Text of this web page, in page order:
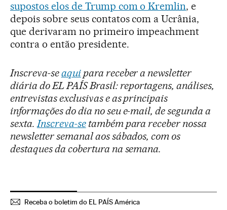
supostos elos de Trump com o Kremlin, e
depois sobre seus contatos com a Ucrânia,
que derivaram no primeiro impeachment
contra o então presidente.
Inscreva-seaquipara receber a newsletter
diária do EL PAÍS Brasil: reportagens, análises,
entrevistas exclusivas e as principais
informações do dia no seu e-mail, de segunda a
sexta.Inscreva-setambém para receber nossa
newsletter semanal aos sábados, com os
destaques da cobertura na semana.
Receba o boletim do EL PAÍS América